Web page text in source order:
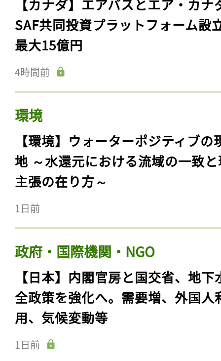
【カナダ】エアバスとエア・カナ
SAF共同投資プラットフォーム設
最大15億円
4時間前
環境
【環境】ウォーターポジティブの
地 ～水還元における流域の一致
主張の在り方～
1日前
政府・国際機関・NGO
【日本】内閣官房と国交省、地下
全政策を強化へ。需要増、外国人
用、気候変動等
1日前